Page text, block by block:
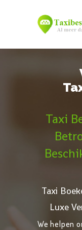
Taxi
Taxi
Luxe
We helpen